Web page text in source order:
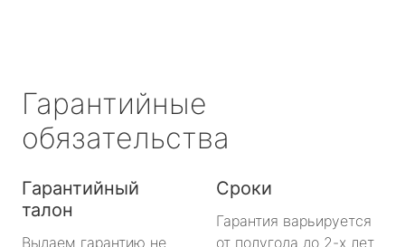
Гарантийные
обязательства
Гарантийный
талон
Выдаем гарантию не
Сроки
Гарантия варьируется
от полугода до 2-х лет